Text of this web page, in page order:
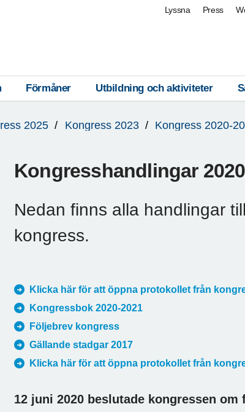
Lyssna Press
Förmåner Utbildning och aktiviteter
2025 Kongress 2023 Kongress 2020-
Kongresshandlingar
Nedan finns alla handlingar
kongress.
Klicka här för att öppna protokollet från
Kongressbok 2020-2021
Följebrev kongress
Gällande stadgar 2017
Klicka här för att öppna protokollet från
12 juni 2020 beslutade kongressen om